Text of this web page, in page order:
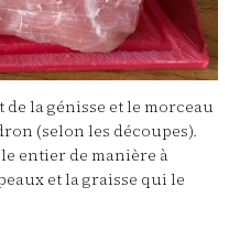
la génisse et le morceau
(selon les découpes).
entier de manière à
et la graisse qui le